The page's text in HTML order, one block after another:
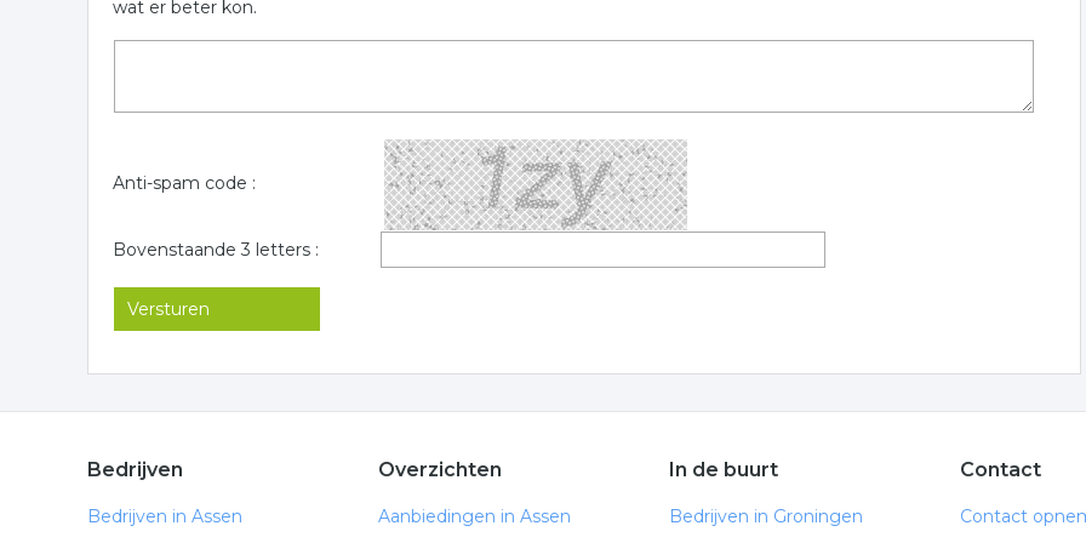
wat er beter kon.
Anti-spam code :
Bovenstaande 3 letters :
Bedrijven
Bedrijven in Assen
Overzichten
Aanbiedingen in Assen
In de buurt
Bedrijven in Groningen
Contact
Contact